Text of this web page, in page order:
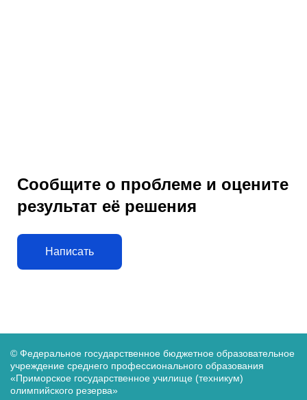
Сообщите о проблеме и оцените
результат её решения
Написать
© Федеральное государственное бюджетное образовательное
учреждение среднего профессионального образования
«Приморское государственное училище (техникум)
олимпийского резерва»